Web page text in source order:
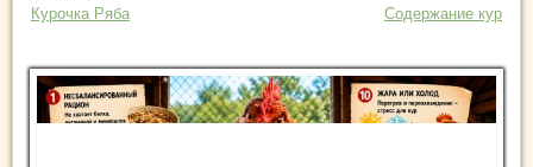
Курочка Ряба Содержание кур